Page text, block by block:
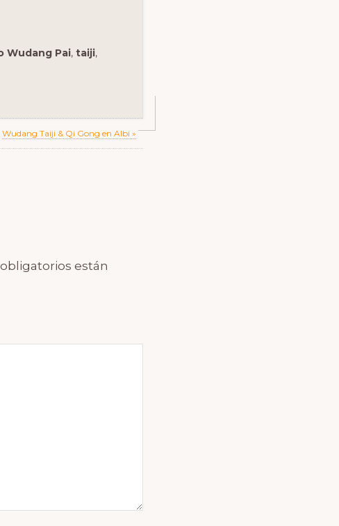
Wudang Pai, taiji,
Next
Post:
Wudang Taiji & Qi Gong en Albi »
están